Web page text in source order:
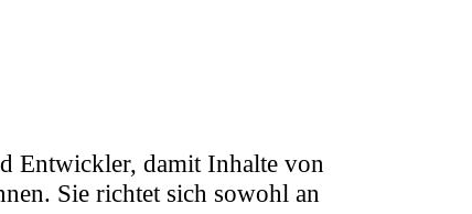
Entwickler, damit Inhalte von
Sie richtet sich sowohl an